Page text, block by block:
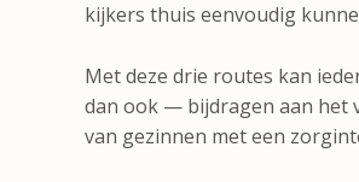
kijkers thuis eenvoudig
Met deze drie routes kan
dan ook — bijdragen aan het
van gezinnen met een